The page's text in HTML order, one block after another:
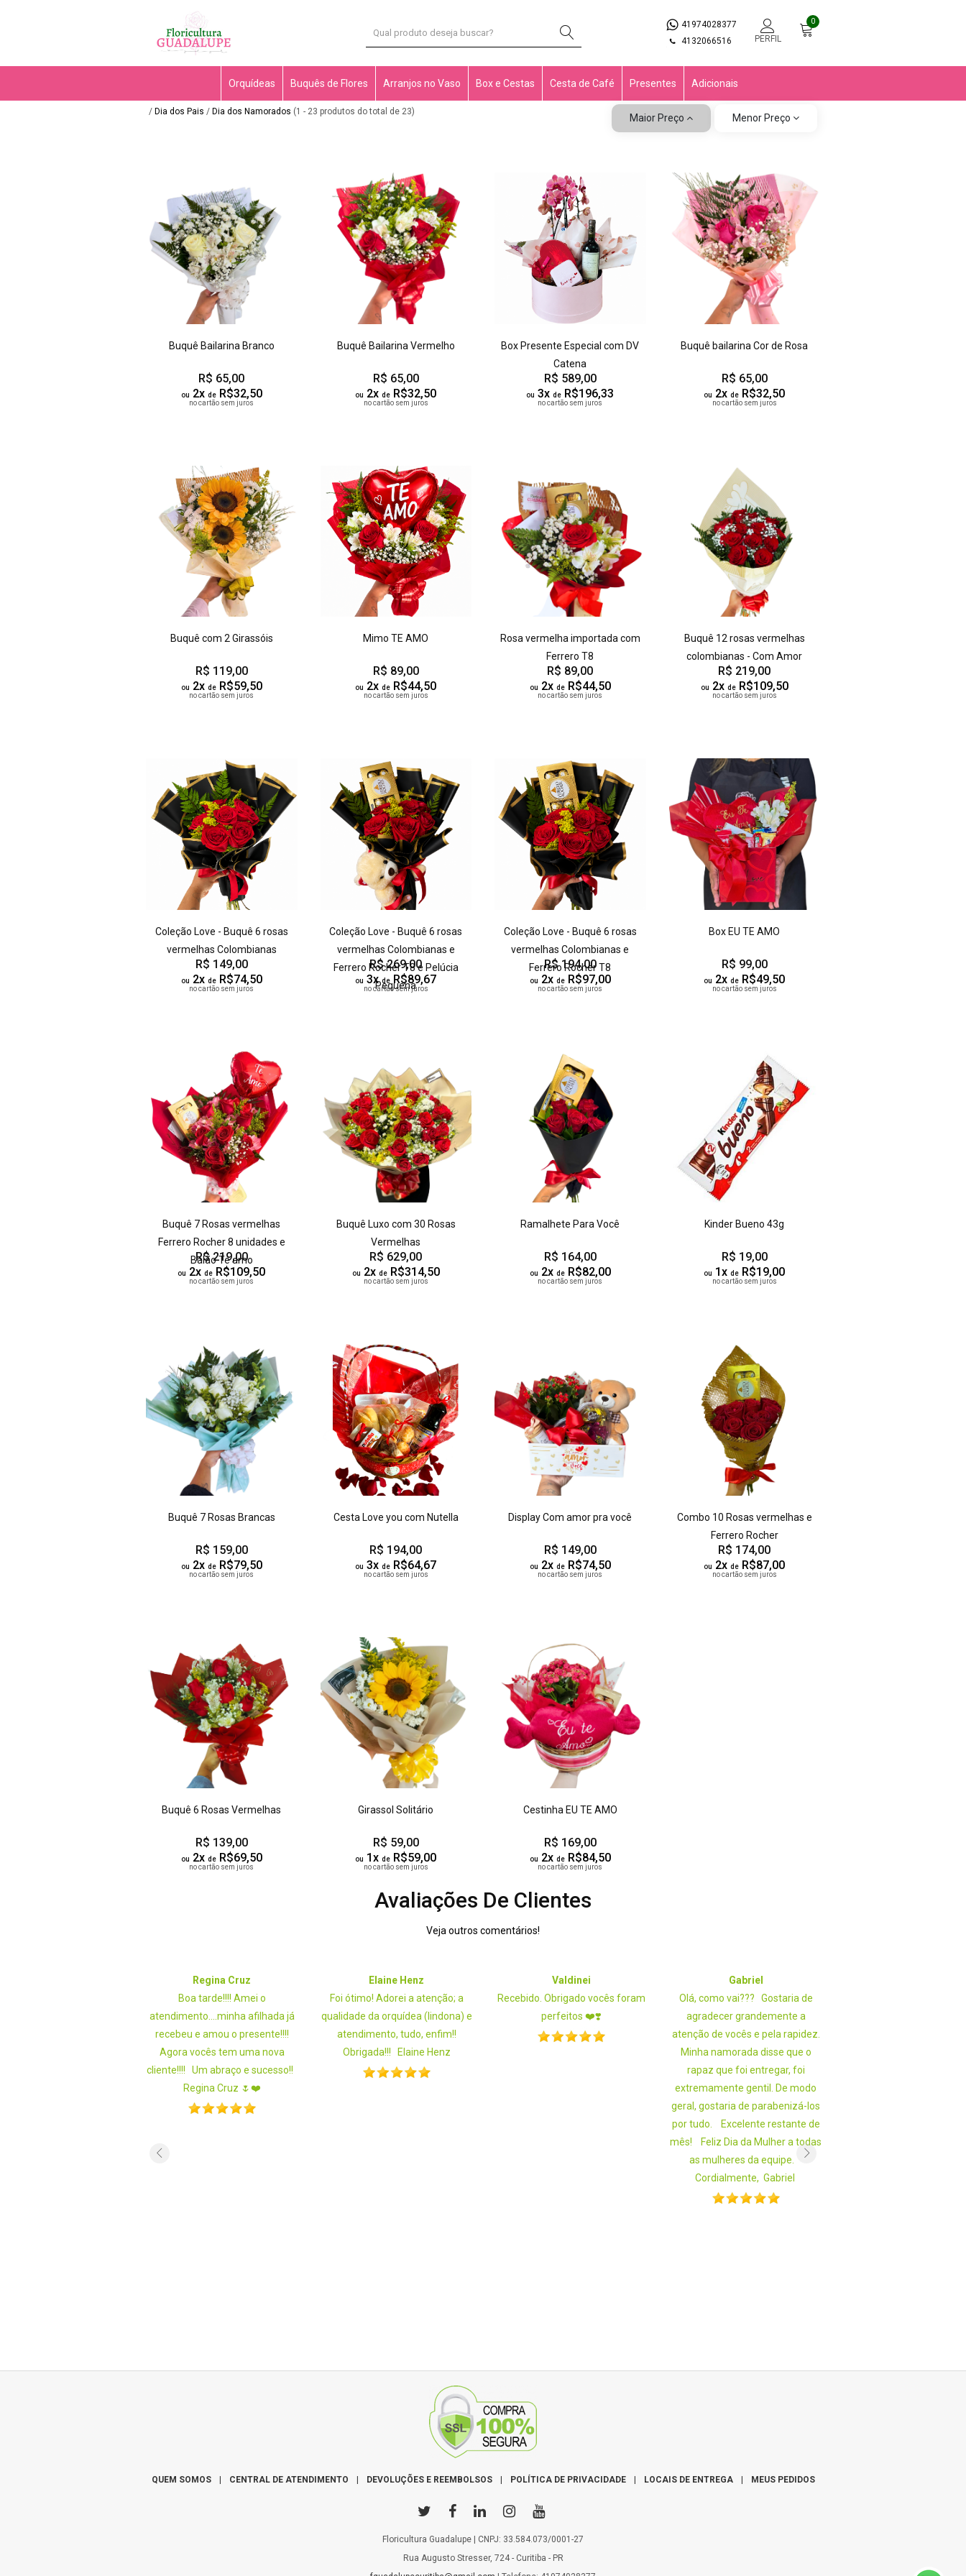
41974028377
4132066516
PERFIL
0
Orquídeas Buquês de Flores Arranjos no Vaso Box e Cestas Cesta de Café Presentes Adicionais
/ Dia dos Pais / Dia dos Namorados (1 - 23 produtos do total de 23)
Maior Preço Menor Preço
Buquê Bailarina Branco
R$ 65,00
ou 2x de R$32,50
no cartão sem juros
Buquê Bailarina Vermelho
R$ 65,00
ou 2xde R$32,50
no cartão sem juros
Box Presente Especial com DV
Catena
R$ 589,00
ou 3xde R$196,33
no cartão sem juros
Buquê bailarina Cor de Rosa
R$ 65,00
ou 2xde R$32,50
no cartão sem juros
Buquê com 2 Girassóis
R$ 119,00
ou 2x de R$59,50
no cartão sem juros
Mimo TE AMO
R$ 89,00
ou 2xde R$44,50
no cartão sem juros
Rosa vermelha importada com
Ferrero T8
R$ 89,00
ou 2x de R$44,50
no cartão sem juros
Buquê 12 rosas vermelhas
colombianas - Com Amor
R$ 219,00
ou 2x de R$109,50
no cartão sem juros
Coleção Love - Buquê 6 rosas
vermelhas Colombianas
R$ 149,00
ou 2x de R$74,50
no cartão sem juros
Coleção Love - Buquê 6 rosas
vermelhas Colombianas e
Ferrero Rocher T8 e Pelúcia
Pequena
R$ 269,00
ou 3xde R$89,67
no cartão sem juros
Coleção Love - Buquê 6 rosas
vermelhas Colombianas e
Ferrero Rocher T8
R$ 194,00
ou 2x de R$97,00
no cartão sem juros
Box EU TE AMO
R$ 99,00
ou 2xde R$49,50
no cartão sem juros
Buquê 7 Rosas vermelhas
Ferrero Rocher 8 unidades e
Balão Te amo
R$ 219,00
ou 2xde R$109,50
no cartão sem juros
Buquê Luxo com 30 Rosas
Vermelhas
R$ 629,00
ou 2x de R$314,50
no cartão sem juros
Ramalhete Para Você
R$ 164,00
ou 2x de R$82,00
no cartão sem juros
Kinder Bueno 43g
R$ 19,00
ou 1xde R$19,00
no cartão sem juros
Buquê 7 Rosas Brancas
R$ 159,00
ou 2x de R$79,50
no cartão sem juros
Cesta Love you com Nutella
R$ 194,00
ou 3xde R$64,67
no cartão sem juros
Display Com amor pra você
R$ 149,00
ou 2x de R$74,50
no cartão sem juros
Combo 10 Rosas vermelhas e
Ferrero Rocher
R$ 174,00
ou 2xde R$87,00
no cartão sem juros
Buquê 6 Rosas Vermelhas
R$ 139,00
ou 2x de R$69,50
no cartão sem juros
Girassol Solitário
R$ 59,00
ou 1xde R$59,00
no cartão sem juros
Cestinha EU TE AMO
R$ 169,00
ou 2x de R$84,50
no cartão sem juros
Avaliações De Clientes
Veja outros comentários!
Regina Cruz
Boa tarde!!!! Amei o
atendimento....minha afilhada já
recebeu e amou o presente!!!!
Agora vocês tem uma nova
cliente!!!! Um abraço e sucesso!!
Regina Cruz 🌷❤️
Elaine Henz
Foi ótimo! Adorei a atenção; a
qualidade da orquídea (lindona) e
atendimento, tudo, enfim!!
Obrigada!!! Elaine Henz
Valdinei
Recebido. Obrigado vocês foram
perfeitos ❤️❣️
Gabriel
Olá, como vai??? Gostaria de
agradecer grandemente a
atenção de vocês e pela rapidez.
Minha namorada disse que o
rapaz que foi entregar, foi
extremamente gentil. De modo
geral, gostaria de parabenizá-los
por tudo. Excelente restante de
mês! Feliz Dia da Mulher a todas
as mulheres da equipe.
Cordialmente, Gabriel
QUEM SOMOS CENTRAL DE ATENDIMENTO DEVOLUÇÕES E REEMBOLSOS POLÍTICA DE PRIVACIDADE LOCAIS DE ENTREGA MEUS PEDIDOS
Floricultura Guadalupe | CNPJ: 33.584.073/0001-27
Rua Augusto Stresser, 724 - Curitiba - PR